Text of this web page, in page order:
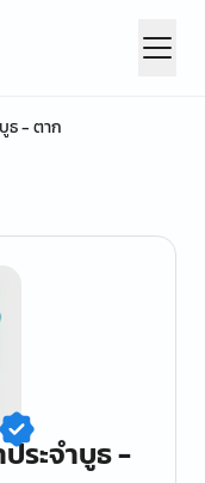
ธ - ตาก
ระจำบูธ -